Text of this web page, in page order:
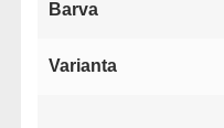
Barva
Varianta